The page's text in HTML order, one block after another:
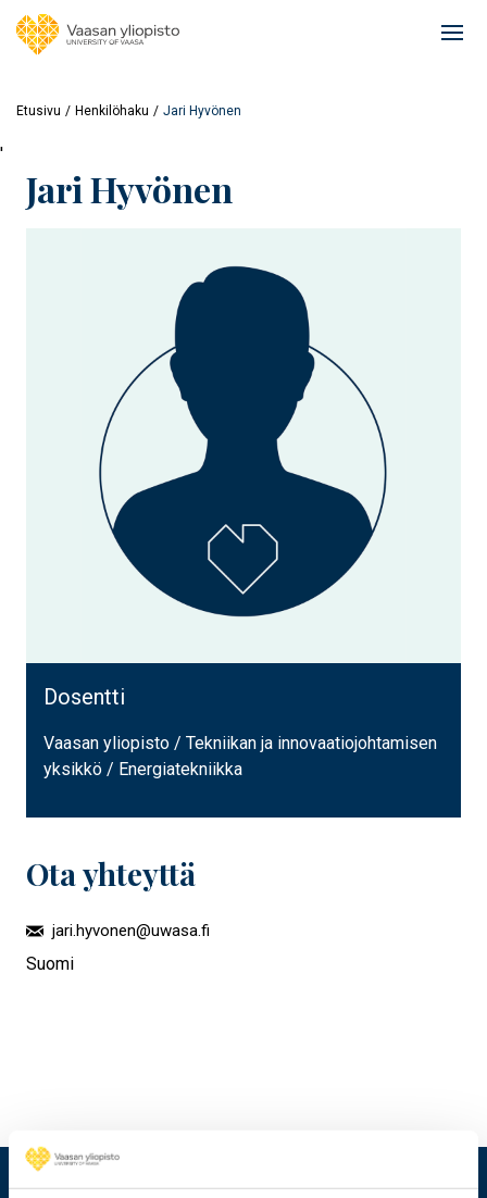
Etusivu Henkilöhaku Jari Hyvönen
'
Jari Hyvönen
Dosentti
Vaasan yliopisto / Tekniikan ja innovaatiojohtamisen
yksikkö / Energiatekniikka
Ota yhteyttä
jari.hyvonen@uwasa.fi
Suomi